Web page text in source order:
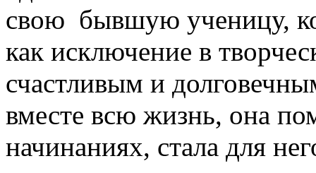
свою бывшую ученицу,
как исключение в
счастливым и
вместе всю жизнь, она
начинаниях, стала для